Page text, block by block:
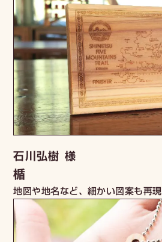
石川弘樹 様
楯
地図や地名など、細かい図案も再現